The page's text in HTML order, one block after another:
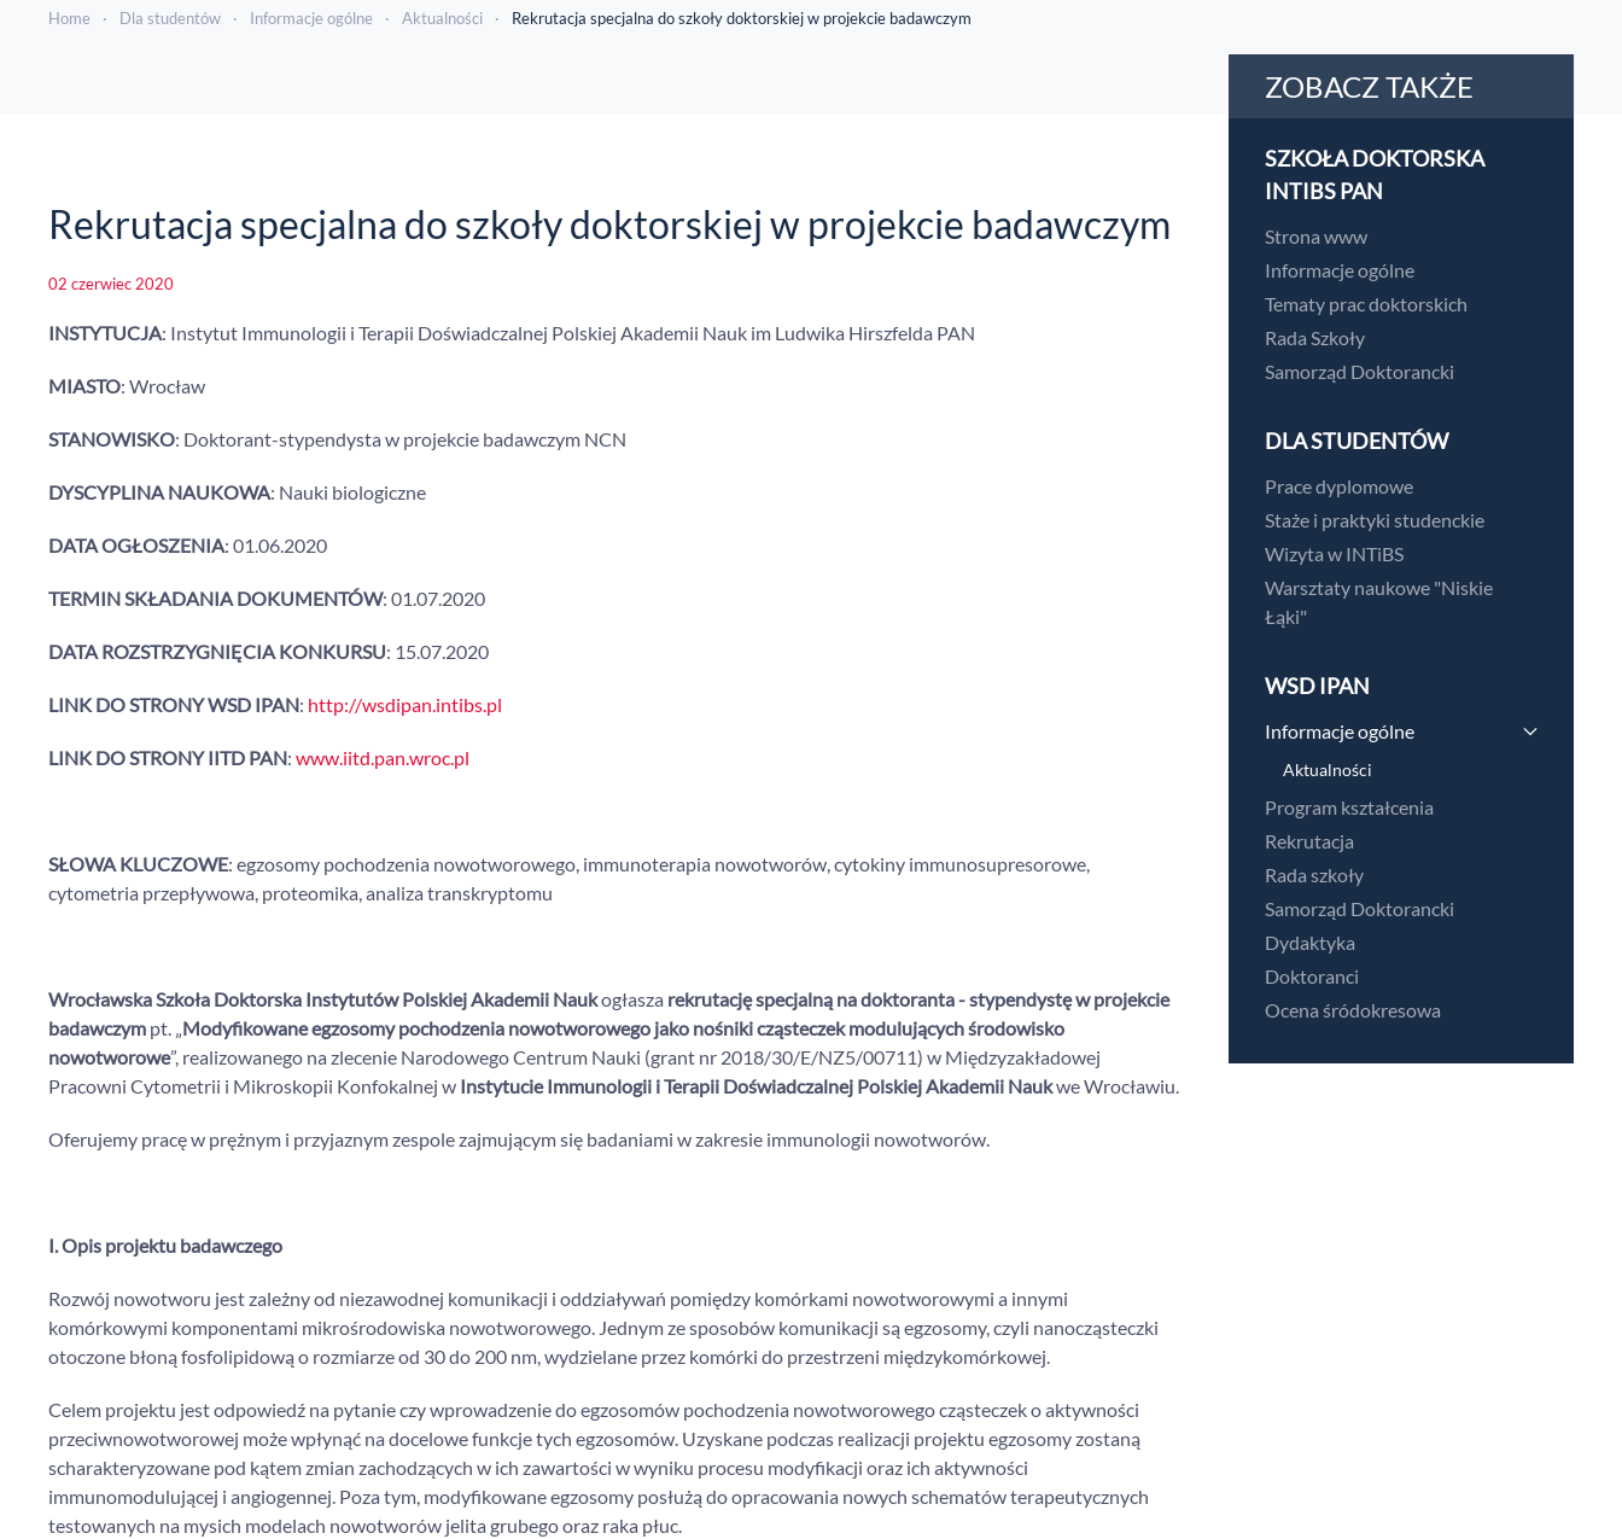
Home Dla studentów Informacje ogólne Aktualności Rekrutacja specjalna do szkoły doktorskiej w projekcie badawczym
Rekrutacja specjalna do szkoły doktorskiej w projekcie badawczym
02 czerwiec 2020
INSTYTUCJA: Instytut Immunologii i Terapii Doświadczalnej Polskiej Akademii Nauk im Ludwika Hirszfelda PAN
MIASTO: Wrocław
STANOWISKO: Doktorant-stypendysta w projekcie badawczym NCN
DYSCYPLINA NAUKOWA: Nauki biologiczne
DATA OGŁOSZENIA: 01.06.2020
TERMIN SKŁADANIA DOKUMENTÓW: 01.07.2020
DATA ROZSTRZYGNIĘCIA KONKURSU: 15.07.2020
LINK DO STRONY WSD IPAN: http://wsdipan.intibs.pl
LINK DO STRONY IITD PAN: www.iitd.pan.wroc.pl
SŁOWA KLUCZOWE: egzosomy pochodzenia nowotworowego, immunoterapia nowotworów, cytokiny immunosupresorowe,
cytometria przepływowa, proteomika, analiza transkryptomu
Wrocławska Szkoła Doktorska Instytutów Polskiej Akademii Naukogłasza rekrutację specjalną na doktoranta - stypendystę w projekcie
badawczym pt. „Modyfikowane egzosomy pochodzenia nowotworowego jako nośniki cząsteczek modulujących środowisko
nowotworowe”, realizowanego na zlecenie Narodowego Centrum Nauki (grant nr 2018/30/E/NZ5/00711) w Międzyzakładowej
Pracowni Cytometrii i Mikroskopii Konfokalnej w Instytucie Immunologii i Terapii Doświadczalnej Polskiej Akademii Naukwe Wrocławiu.
Oferujemy pracę w prężnym i przyjaznym zespole zajmującym się badaniami w zakresie immunologii nowotworów.
I. Opis projektu badawczego
Rozwój nowotworu jest zależny od niezawodnej komunikacji i oddziaływań pomiędzy komórkami nowotworowymi a innymi
komórkowymi komponentami mikrośrodowiska nowotworowego. Jednym ze sposobów komunikacji są egzosomy, czyli nanocząsteczki
otoczone błoną fosfolipidową o rozmiarze od 30 do 200 nm, wydzielane przez komórki do przestrzeni międzykomórkowej.
Celem projektu jest odpowiedź na pytanie czy wprowadzenie do egzosomów pochodzenia nowotworowego cząsteczek o aktywności
przeciwnowotworowej może wpłynąć na docelowe funkcje tych egzosomów. Uzyskane podczas realizacji projektu egzosomy zostaną
scharakteryzowane pod kątem zmian zachodzących w ich zawartości w wyniku procesu modyfikacji oraz ich aktywności
immunomodulującej i angiogennej. Poza tym, modyfikowane egzosomy posłużą do opracowania nowych schematów terapeutycznych
testowanych na mysich modelach nowotworów jelita grubego oraz raka płuc.
ZOBACZ TAKŻE
SZKOŁA DOKTORSKA
INTIBS PAN
Strona www
Informacje ogólne
Tematy prac doktorskich
Rada Szkoły
Samorząd Doktorancki
DLA STUDENTÓW
Prace dyplomowe
Staże i praktyki studenckie
Wizyta w INTiBS
Warsztaty naukowe "Niskie
Łąki"
WSD IPAN
Informacje ogólne
Aktualności
Program kształcenia
Rekrutacja
Rada szkoły
Samorząd Doktorancki
Dydaktyka
Doktoranci
Ocena śródokresowa